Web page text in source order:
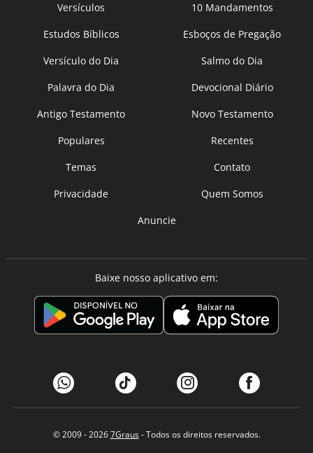
Versículos
10 Mandamentos
Estudos Bíblicos
Esboços de Pregação
Versículo do Dia
Salmo do Dia
Palavra do Dia
Devocional Diário
Antigo Testamento
Novo Testamento
Populares
Recentes
Temas
Contato
Privacidade
Quem Somos
Anuncie
Baixe nosso aplicativo em:
© 2009 - 20267Graus- Todos os direitos reservados.